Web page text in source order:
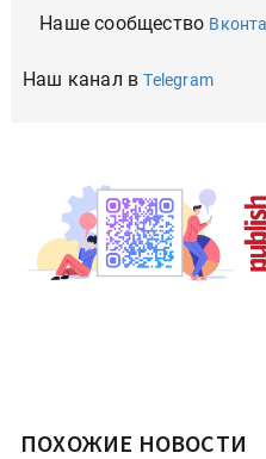
Наше сообщество
Наш канал вTelegram
ПОХОЖИЕ НОВОСТИ